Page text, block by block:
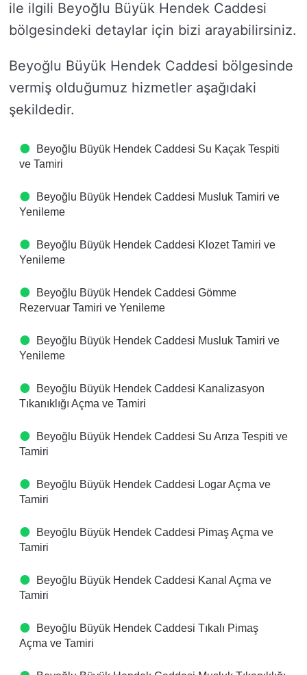
ile ilgili Beyoğlu Büyük Hendek Caddesi
bölgesindeki detaylar için bizi arayabilirsiniz.
Beyoğlu Büyük Hendek Caddesi bölgesinde
vermiş olduğumuz hizmetler aşağıdaki
şekildedir.
Beyoğlu Büyük Hendek Caddesi Su Kaçak Tespiti
ve Tamiri
Beyoğlu Büyük Hendek Caddesi Musluk Tamiri ve
Yenileme
Beyoğlu Büyük Hendek Caddesi Klozet Tamiri ve
Yenileme
Beyoğlu Büyük Hendek Caddesi Gömme
Rezervuar Tamiri ve Yenileme
Beyoğlu Büyük Hendek Caddesi Musluk Tamiri ve
Yenileme
Beyoğlu Büyük Hendek Caddesi Kanalizasyon
Tıkanıklığı Açma ve Tamiri
Beyoğlu Büyük Hendek Caddesi Su Arıza Tespiti ve
Tamiri
Beyoğlu Büyük Hendek Caddesi Logar Açma ve
Tamiri
Beyoğlu Büyük Hendek Caddesi Pimaş Açma ve
Tamiri
Beyoğlu Büyük Hendek Caddesi Kanal Açma ve
Tamiri
Beyoğlu Büyük Hendek Caddesi Tıkalı Pimaş
Açma ve Tamiri